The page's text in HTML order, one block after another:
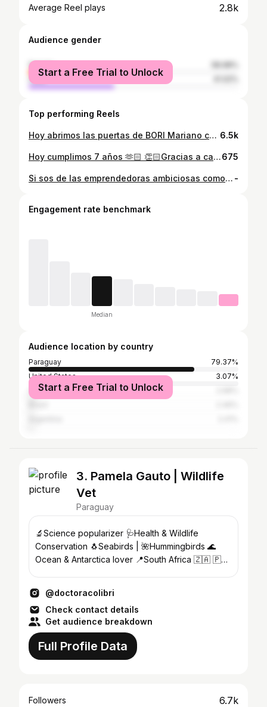
Average Reel plays 2.8k
Audience gender
female
male
Start a Free Trial to Unlock
Top performing Reels
Hoy abrimos las puertas de BORI Mariano con el corazón lleno de gratitud 💚 Gracias a Dios por guiarnos, sostenernos y permitirnos llegar hasta acá.🙏🏻 Gracias a nuestra familia, al equipo increíble que hace esto posible todos los días, y a cada persona que confió en nuestra cocina y nos acompañó en este camino.🥰 Este nuevo espacio es fruto de trabajo, fe y mucho amor por lo que hacemos. Seguimos creciendo, con la misma esencia: comida que cuida y facilita la vida 🌿🥗 6.5k
Hoy cumplimos 7 años 🫶🏻 👏🏻Gracias a cada persona que confió en nuestra cocina y nos hizo parte de su rutina. Empezamos con una idea simple: hacer comida práctica, rica y hecha con amor.♥️ Con el tiempo, crecimos… y lo más lindo es que lo hicimos en equipo.🥰 🍽️Detrás de cada vianda, cada desayuno, cada postre, hay personas que creen en esto tanto como vos. Seguimos con la misma esencia que nos trajo hasta acá. Y vamos por mucho más 💫 #boribori #aniversario #7años #comidareal #vidasaludable #hechoconamor #viandassaludables675
Si sos de las emprendedoras ambiciosas como yo, estoy segura que ideas y visión no te faltan, te sobran. 🤩 Pero como hacemos para trascender de emprendedora a empresaria? Es siendo excelente en el detalle, apasionándonos por la excelencia, construyendo equipo. 🙌🏻 Aunque la creatividad e innovación nos diviertan, es necesario enamorarse de la ejecución más que de las ideas. 💡 El famoso “enamórate del proceso y los resultados llegan” es verdad y aplica a todo lo que queramos alcanzar. 😎👌 Toda la semana me vengo repitiendo eso🫶 La consistencia y dedicación en la ejecución son clave para transformarse de emprendedora a empresaria. El enfoque en los detalles y la pasión por el proceso construyen el camino hacia el éxito empresarial. ¡Vamos con esa mentalidad ambiciosa! 💚 Con el corazón en el cielo, y los pies en la tierra. -
Engagement rate benchmark
Median
Audience location by country
Paraguay
79.37%
United States
3.07%
Costa Rica
Start a Free Trial to Unlock
3. Pamela Gauto | Wildlife
Vet
Paraguay
🔬Science popularizer 🩺Health & Wildlife
Conservation 🐧Seabirds | 🌺Hummingbirds 🌊
Ocean & Antarctica lover 📍South Africa 🇿🇦 🇵🇾
@doctoracolibri
Check contact details
Get audience breakdown
Full Profile Data
Followers 6.7k